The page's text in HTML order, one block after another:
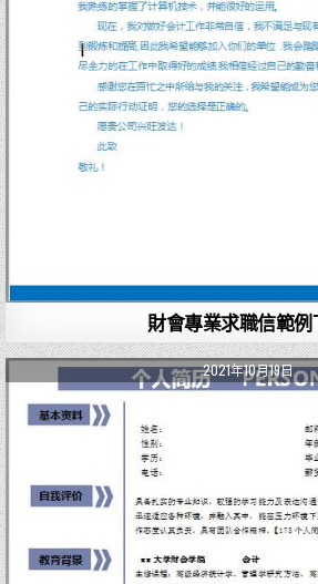
財會專業求職信範例
2021年10月19日